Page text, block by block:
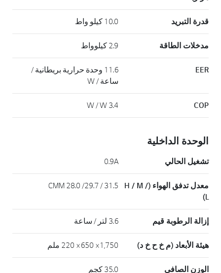
قدرة التبريد 10.0 كيلو واط
مدخلات الطاقة 2.9 كيلوواط
EER
11.6 وحدة حرارية بريطانية /
ساعة / W
COP
3.4 W / W
الوحدة الداخلية
تشغيل الحالي 0.9A
معدل تدفق الهواء (H / M /
L)
31.5 / 29.7/ 28.0 CMM
إزالة الرطوبة قيم 3.6 لتر / ساعة
هيئة الأبعاد (م خ ح خ د) 1,750× 650× 220 ملم
الوزن الصافي 35.0 كجم